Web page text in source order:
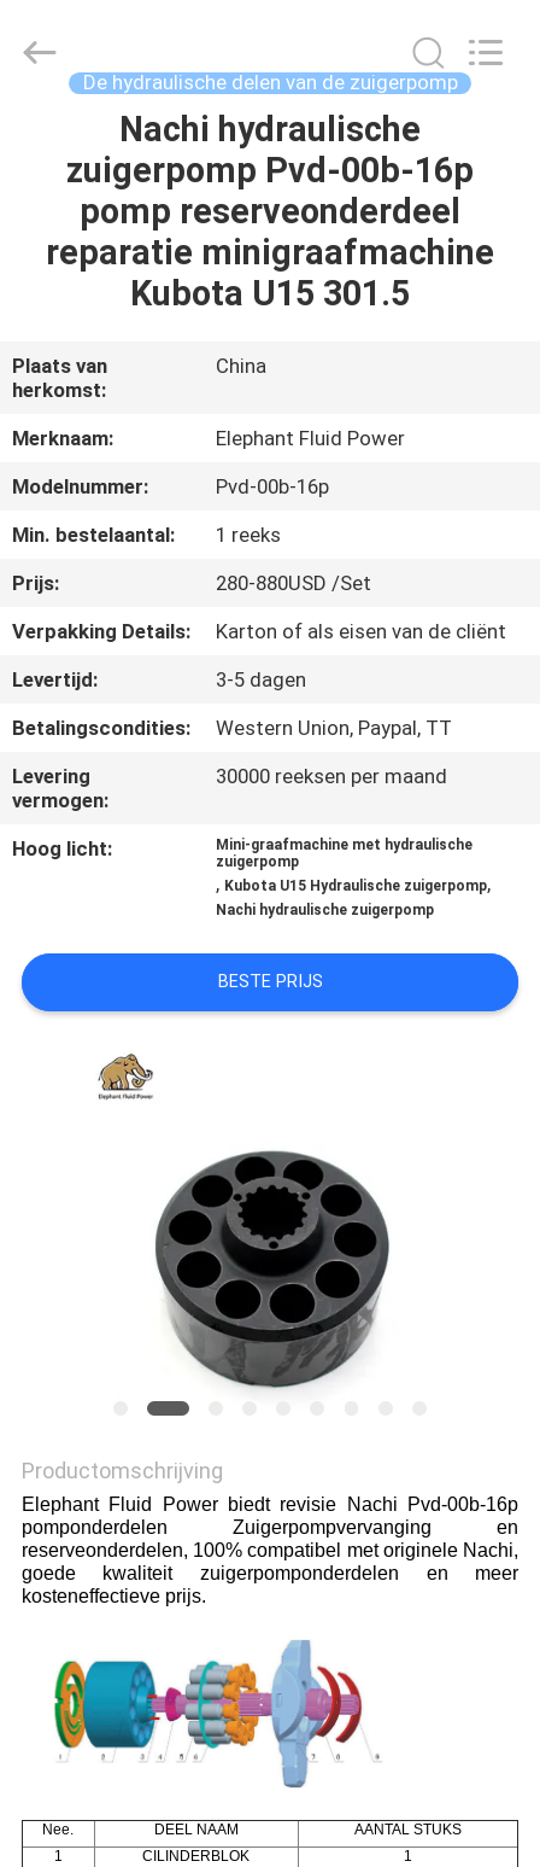
PRODUCTEN
ONGEVEER
FABRIEKSREIS
KWALITEITSCONTROLE
CONTACTEER
ONS
NIEUWS
GEVALLEN
POLICY
Fluid
Power
De hydraulische delen van de zuigerpomp
Nachi hydraulische
zuigerpomp Pvd-00b-16p
pomp reserveonderdeel
reparatie minigraafmachine
Kubota U15 301.5
Plaats van
herkomst:
China
Merknaam:
Elephant Fluid Power
Modelnummer:
Pvd-00b-16p
Min. bestelaantal:
1 reeks
Prijs:
280-880USD /Set
Verpakking Details:
Karton of als eisen van de cliënt
Levertijd:
3-5 dagen
Betalingscondities:
Western Union, Paypal, TT
Levering
vermogen:
30000 reeksen per maand
Hoog licht:
Mini-graafmachine met hydraulische
zuigerpomp
, Kubota U15 Hydraulische zuigerpomp,
Nachi hydraulische zuigerpomp
BESTE PRIJS
Productomschrijving
Elephant Fluid Power biedt revisie Nachi Pvd-00b-16p
pomponderdelen Zuigerpompvervanging en
reserveonderdelen, 100% compatibel met originele Nachi,
goede kwaliteit zuigerpomponderdelen en meer
kosteneffectieve prijs.
Nee. DEEL NAAM
AANTAL STUKS
1
CILINDERBLOK
1